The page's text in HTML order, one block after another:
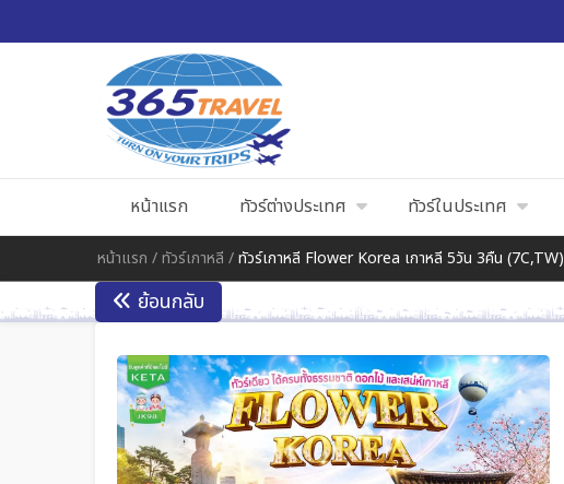
หน้าแรก ทัวร์ต่างประเทศ ทัวร์ในประเทศ
หน้าแรก /ทัวร์เกาหลี /ทัวร์เกาหลี Flower Korea เกาหลี 5วัน 3คืน (7C,TW)
ย้อนกลับ